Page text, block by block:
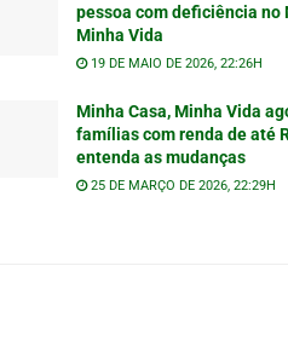
pessoa com deficiência no
Minha Vida
19 DE MAIO DE 2026, 22:26H
Minha Casa, Minha Vida
famílias com renda de até
entenda as mudanças
25 DE MARÇO DE 2026, 22:29H